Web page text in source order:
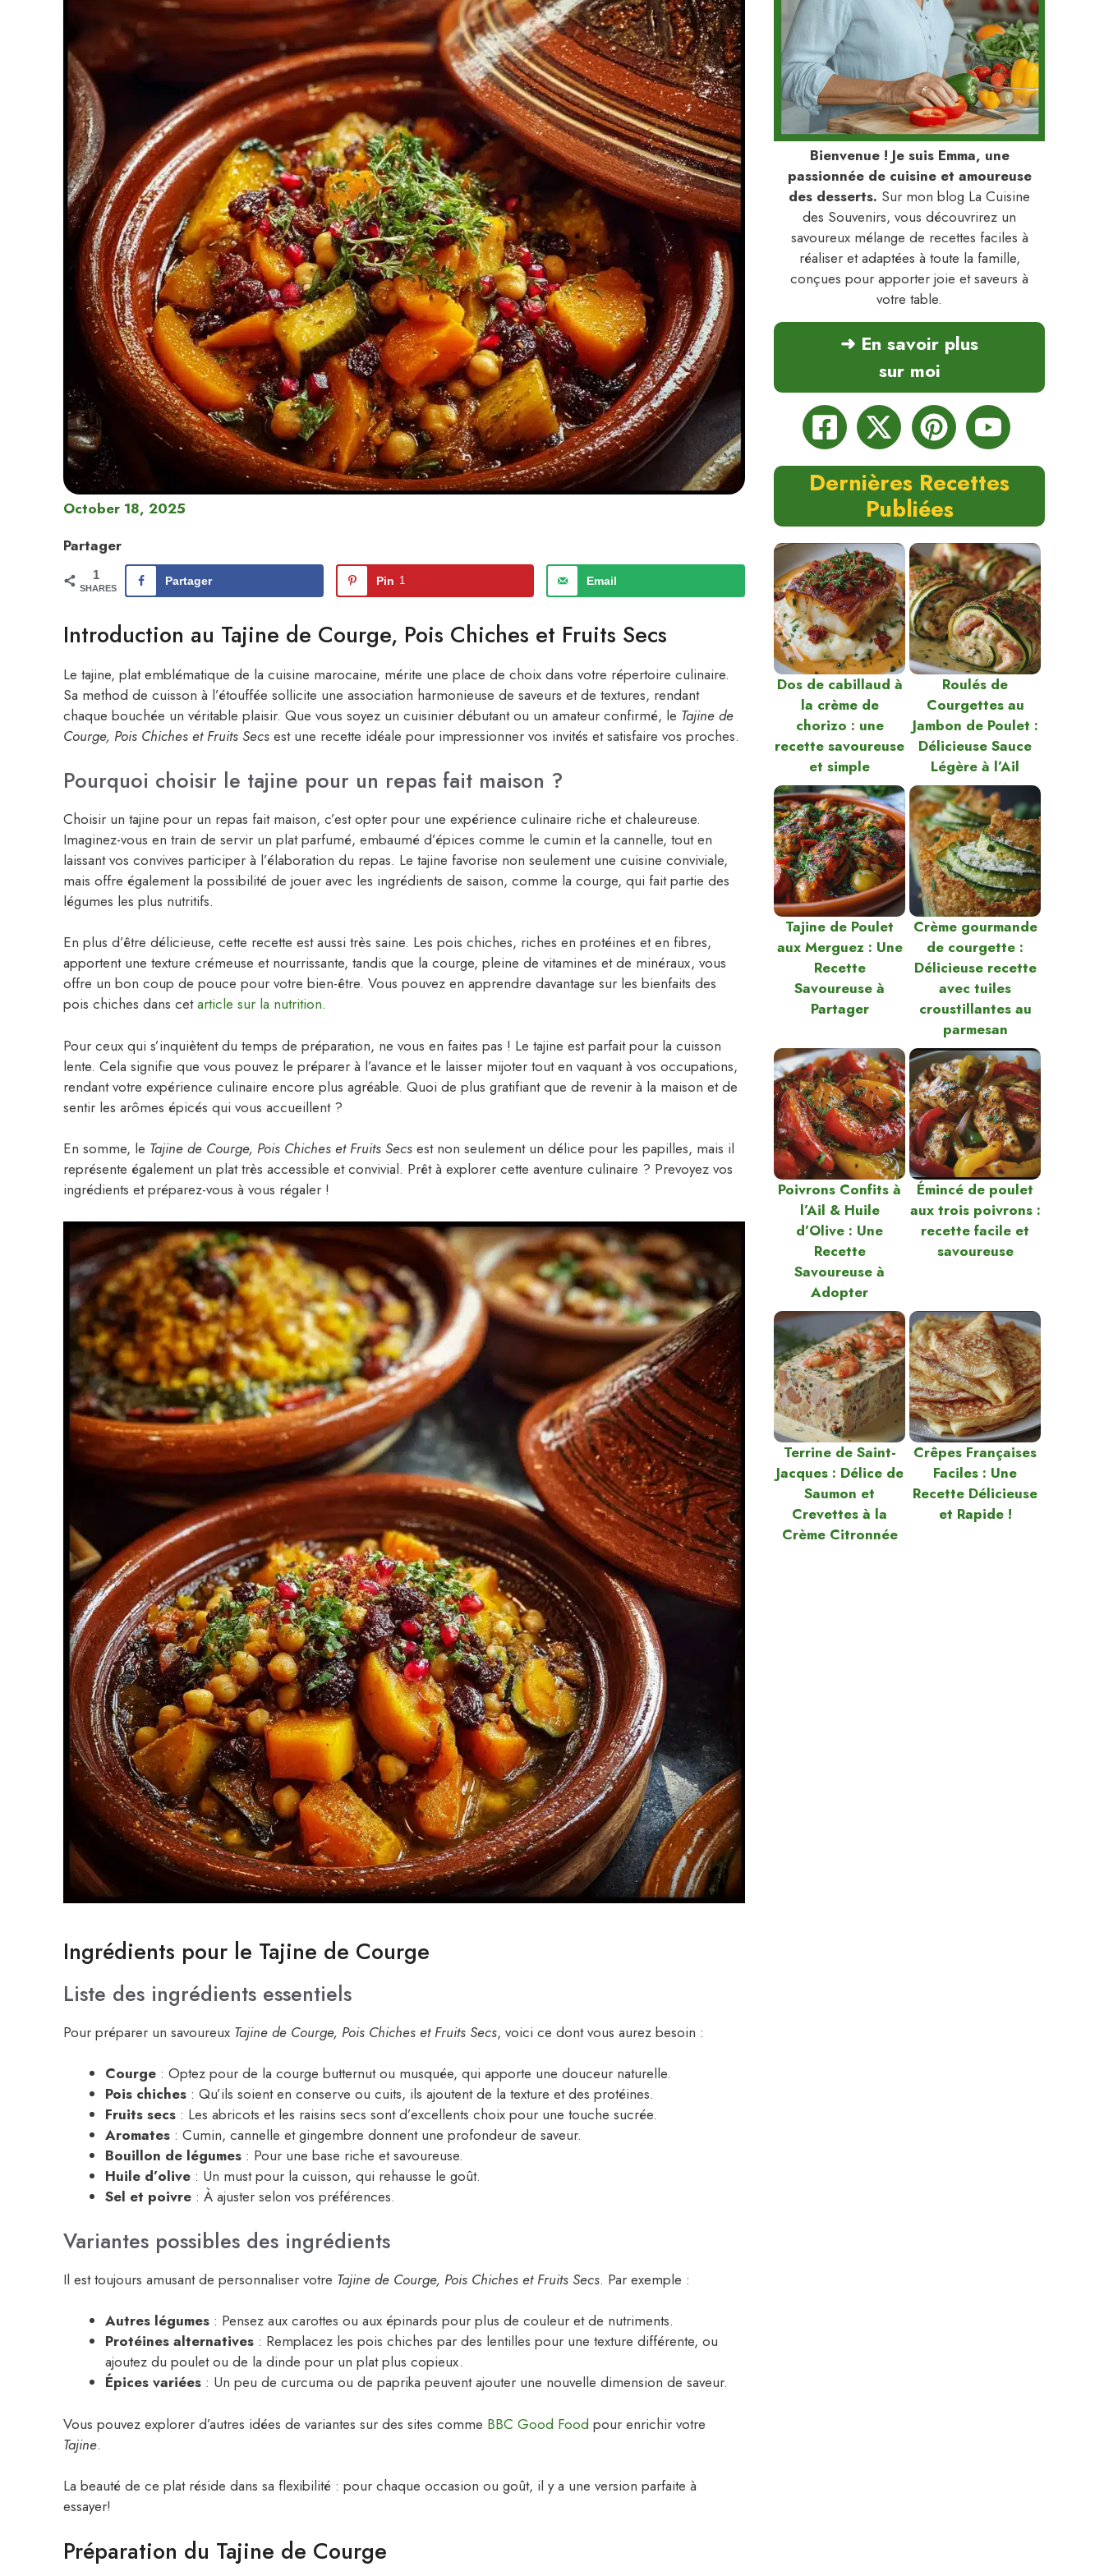
October 18, 2025
Partager
1
SHARES
Partager Pin 1 Email
Introduction au Tajine de Courge, Pois Chiches et Fruits Secs
Le tajine, plat emblématique de la cuisine marocaine, mérite une place de choix dans votre répertoire culinaire.
Sa method de cuisson à l’étouffée sollicite une association harmonieuse de saveurs et de textures, rendant
chaque bouchée un véritable plaisir. Que vous soyez un cuisinier débutant ou un amateur confirmé, le Tajine de
Courge, Pois Chiches et Fruits Secs est une recette idéale pour impressionner vos invités et satisfaire vos proches.
Pourquoi choisir le tajine pour un repas fait maison ?
Choisir un tajine pour un repas fait maison, c’est opter pour une expérience culinaire riche et chaleureuse.
Imaginez-vous en train de servir un plat parfumé, embaumé d’épices comme le cumin et la cannelle, tout en
laissant vos convives participer à l’élaboration du repas. Le tajine favorise non seulement une cuisine conviviale,
mais offre également la possibilité de jouer avec les ingrédients de saison, comme la courge, qui fait partie des
légumes les plus nutritifs.
En plus d’être délicieuse, cette recette est aussi très saine. Les pois chiches, riches en protéines et en fibres,
apportent une texture crémeuse et nourrissante, tandis que la courge, pleine de vitamines et de minéraux, vous
offre un bon coup de pouce pour votre bien-être. Vous pouvez en apprendre davantage sur les bienfaits des
pois chiches dans cetarticle sur la nutrition.
Pour ceux qui s’inquiètent du temps de préparation, ne vous en faites pas ! Le tajine est parfait pour la cuisson
lente. Cela signifie que vous pouvez le préparer à l’avance et le laisser mijoter tout en vaquant à vos occupations,
rendant votre expérience culinaire encore plus agréable. Quoi de plus gratifiant que de revenir à la maison et de
sentir les arômes épicés qui vous accueillent ?
En somme, le Tajine de Courge, Pois Chiches et Fruits Secs est non seulement un délice pour les papilles, mais il
représente également un plat très accessible et convivial. Prêt à explorer cette aventure culinaire ? Prevoyez vos
ingrédients et préparez-vous à vous régaler !
Ingrédients pour le Tajine de Courge
Liste des ingrédients essentiels
Pour préparer un savoureux Tajine de Courge, Pois Chiches et Fruits Secs, voici ce dont vous aurez besoin :
Courge : Optez pour de la courge butternut ou musquée, qui apporte une douceur naturelle.
Pois chiches : Qu’ils soient en conserve ou cuits, ils ajoutent de la texture et des protéines.
Fruits secs : Les abricots et les raisins secs sont d’excellents choix pour une touche sucrée.
Aromates : Cumin, cannelle et gingembre donnent une profondeur de saveur.
Bouillon de légumes : Pour une base riche et savoureuse.
Huile d’olive : Un must pour la cuisson, qui rehausse le goût.
Sel et poivre : À ajuster selon vos préférences.
Variantes possibles des ingrédients
Il est toujours amusant de personnaliser votre Tajine de Courge, Pois Chiches et Fruits Secs. Par exemple :
Autres légumes : Pensez aux carottes ou aux épinards pour plus de couleur et de nutriments.
Protéines alternatives : Remplacez les pois chiches par des lentilles pour une texture différente, ou
ajoutez du poulet ou de la dinde pour un plat plus copieux.
Épices variées : Un peu de curcuma ou de paprika peuvent ajouter une nouvelle dimension de saveur.
Vous pouvez explorer d’autres idées de variantes sur des sites comme BBC Good Food pour enrichir votre
Tajine.
La beauté de ce plat réside dans sa flexibilité : pour chaque occasion ou goût, il y a une version parfaite à
essayer!
Préparation du Tajine de Courge
Bienvenue ! Je suis Emma, une
passionnée de cuisine et amoureuse
des desserts. Sur mon blog La Cuisine
des Souvenirs, vous découvrirez un
savoureux mélange de recettes faciles à
réaliser et adaptées à toute la famille,
conçues pour apporter joie et saveurs à
votre table.
➜ En savoir plus
sur moi
Dernières Recettes
Publiées
Dos de cabillaud à
la crème de
chorizo : une
recette savoureuse
et simple
Roulés de
Courgettes au
Jambon de Poulet :
Délicieuse Sauce
Légère à l’Ail
Tajine de Poulet
aux Merguez : Une
Recette
Savoureuse à
Partager
Crème gourmande
de courgette :
Délicieuse recette
avec tuiles
croustillantes au
parmesan
Poivrons Confits à
l’Ail & Huile
d’Olive : Une
Recette
Savoureuse à
Adopter
Émincé de poulet
aux trois poivrons :
recette facile et
savoureuse
Terrine de Saint-
Jacques : Délice de
Saumon et
Crevettes à la
Crème Citronnée
Crêpes Françaises
Faciles : Une
Recette Délicieuse
et Rapide !